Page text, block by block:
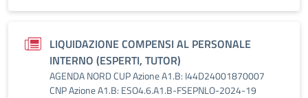
LIQUIDAZIONE COMPENSI AL PERSONALE
INTERNO (ESPERTI, TUTOR)
AGENDA NORD CUP Azione A1.B: I44D24001870007
CNP Azione A1.B: ESO4.6.A1.B-FSEPNLO-2024-19